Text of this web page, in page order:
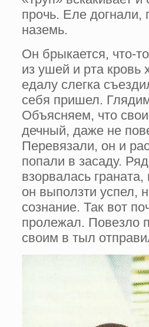
прочь. Еле догнали,
наземь.
Он брыкается, что-
из ушей и рта кровь
едалу слегка
себя пришел.
Объясняем, что
дечный, даже не
Перевяза­ли, он и
попали в засаду.
взорвалась
он выползти успел,
сознание. Так вот
пролежал. Повезло
своим в тыл